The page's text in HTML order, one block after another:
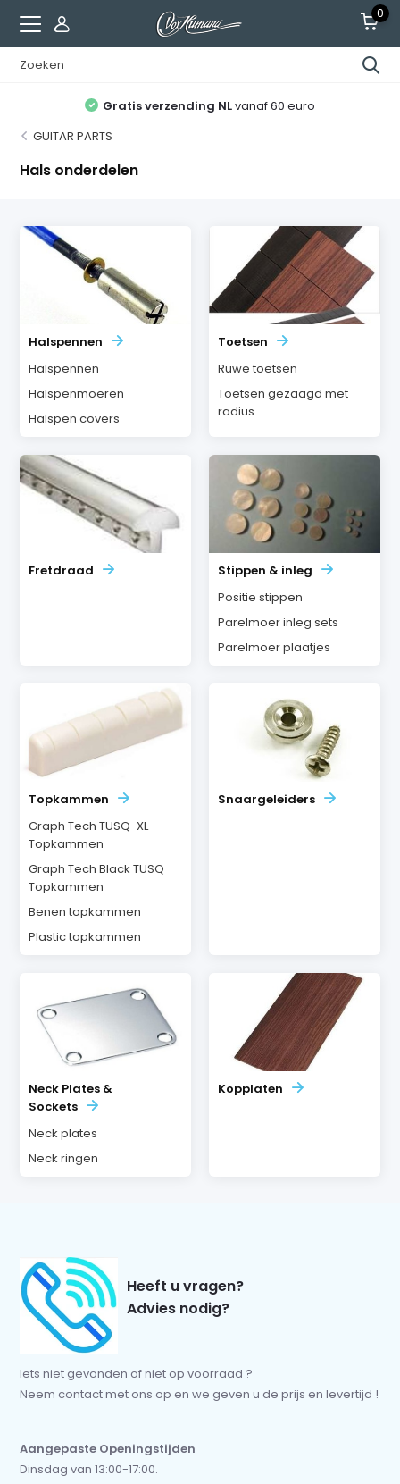
0
Gratis verzending NLvanaf 60 euro
GUITAR PARTS
Hals onderdelen
Halspennen
Halspennen
Halspenmoeren
Halspen covers
Toetsen
Ruwe toetsen
Toetsen gezaagd met
radius
Fretdraad
Stippen & inleg
Positie stippen
Parelmoer inleg sets
Parelmoer plaatjes
Topkammen
Graph Tech TUSQ-XL
Topkammen
Graph Tech Black TUSQ
Topkammen
Benen topkammen
Plastic topkammen
Snaargeleiders
Neck Plates &
Sockets
Neck plates
Neck ringen
Kopplaten
Heeft u vragen?
Advies nodig?
Iets niet gevonden of niet op voorraad ?
Neem contact met ons op en we geven u de prijs en levertijd !
Aangepaste Openingstijden
Dinsdag van 13:00-17:00.